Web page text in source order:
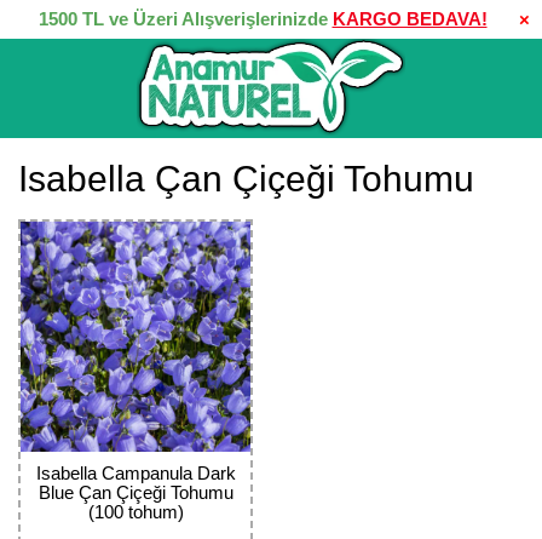
×
1500 TL ve Üzeri Alışverişlerinizde KARGO BEDAVA!
Isabella Çan Çiçeği Tohumu
Isabella Campanula Dark
Blue Çan Çiçeği Tohumu
(100 tohum)